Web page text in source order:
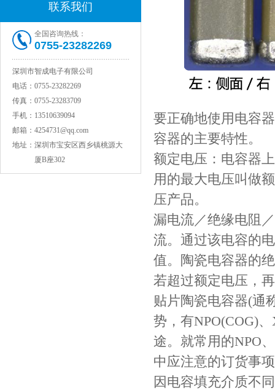
村田电感LQW15AN47NG80D
联系我们
全国咨询热线：
0755-23282269
深圳市智成电子有限公司
电话： 0755-23282269
传真： 0755-23283709
手机： 13510639094
邮箱： 4254731@qq.com
地址： 深圳市宝安区西乡镇桃源大
厦B座302
要正确地使用电容
容器的主要特性。
额定电压：电容器
用的最大电压叫做
压产品。
漏电流／绝缘电阻
流。通过该电容的
值。陶瓷电容器的
若超过额定电压，
贴片陶瓷电容器(通
势，有NPO(COG)
途。就常用的NPO
中应注意的订货事
因电容填充介质不